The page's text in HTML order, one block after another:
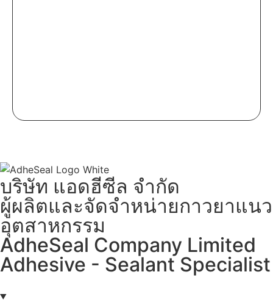
บริษัท แอดฮีซีล จำกัด
ผู้ผลิตและจัดจำหน่ายกาวยาแนว
อุตสาหกรรม
AdheSeal Company Limited
Adhesive - Sealant Specialist